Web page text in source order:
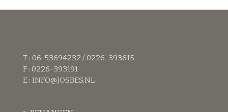
T : 06-53694232 / 0226-393615
F : 0226-393191
E : INFO@JOSBES.NL